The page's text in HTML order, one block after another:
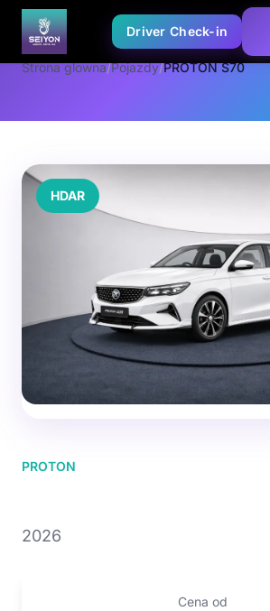
Driver Check-in
Strona glowna/Pojazdy/PROTON S70
HDAR
PROTON
2026
Cena od